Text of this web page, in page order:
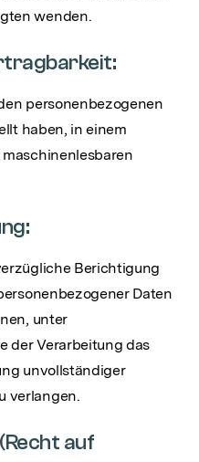
wenden.
personenbezogenen
haben, in einem
Berichtigung
Daten
unter
der Verarbeitung das
unvollständiger
verlangen.
auf